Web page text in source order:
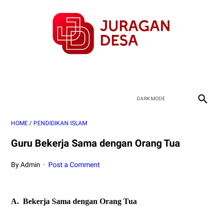
HOME / PENDIDIKAN ISLAM
Guru Bekerja Sama dengan Orang Tua
By Admin Post a Comment
A. Bekerja Sama dengan Orang Tua